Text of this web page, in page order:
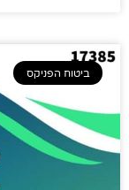
ביטוח הפניקס